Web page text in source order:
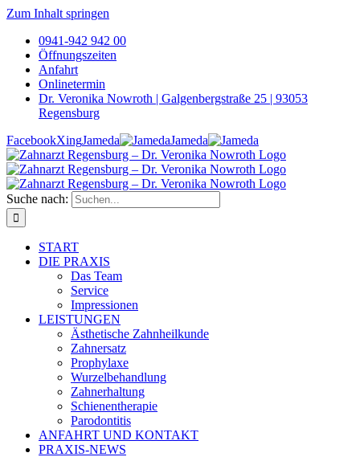
Zum Inhalt springen
0941-942 942 00
Öffnungszeiten
Anfahrt
Onlinetermin
Dr. Veronika Nowroth | Galgenbergstraße 25 | 93053
Regensburg
FacebookXingJameda Jameda
Suche nach:
START
DIE PRAXIS
Das Team
Service
Impressionen
LEISTUNGEN
Ästhetische Zahnheilkunde
Zahnersatz
Prophylaxe
Wurzelbehandlung
Zahnerhaltung
Schienentherapie
Parodontitis
ANFAHRT UND KONTAKT
PRAXIS-NEWS